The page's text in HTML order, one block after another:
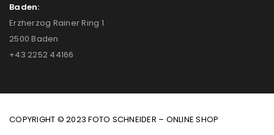
Baden:
Erzherzog Rainer Ring 1
2500 Baden
+43 2252 44166
COPYRIGHT © 2023 FOTO SCHNEIDER – ONLINE SHOP